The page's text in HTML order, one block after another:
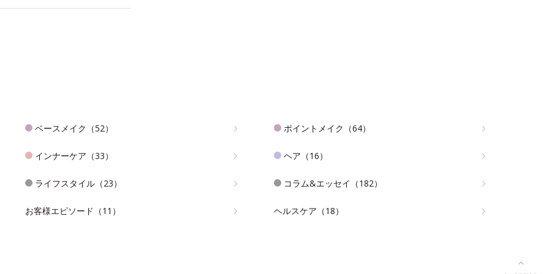
ベースメイク（52） ポイントメイク（64）
インナーケア（33） ヘア（16）
ライフスタイル（23） コラム&エッセイ（182）
お客様エピソード（11） ヘルスケア（18）